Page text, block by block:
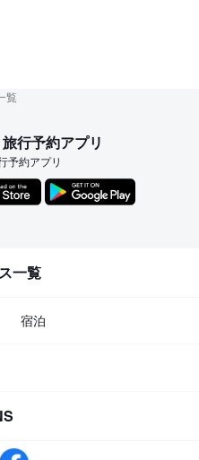
覧
行予約アプリ
予約アプリ
一覧
宿泊